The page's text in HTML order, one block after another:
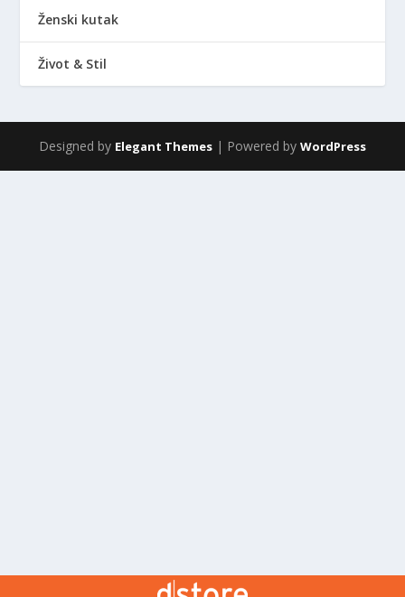
Ženski kutak
Život & Stil
Designed by Elegant Themes | Powered by WordPress